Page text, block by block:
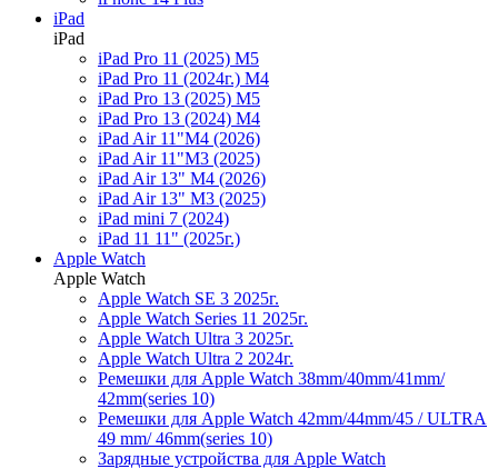
iPad
iPad
iPad Pro 11 (2025) M5
iPad Pro 11 (2024г.) M4
iPad Pro 13 (2025) M5
iPad Pro 13 (2024) M4
iPad Air 11"M4 (2026)
iPad Air 11"M3 (2025)
iPad Air 13" M4 (2026)
iPad Air 13" M3 (2025)
iPad mini 7 (2024)
iPad 11 11" (2025г.)
Apple Watch
Apple Watch
Apple Watch SE 3 2025г.
Apple Watch Series 11 2025г.
Apple Watch Ultra 3 2025г.
Apple Watch Ultra 2 2024г.
Ремешки для Apple Watch 38mm/40mm/41mm/
42mm(series 10)
Ремешки для Apple Watch 42mm/44mm/45 / ULTRA
49 mm/ 46mm(series 10)
Зарядные устройства для Apple Watch